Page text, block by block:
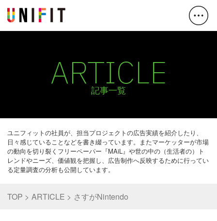
ARTICLE
記事一覧
ユニフィットの社員が、担当プロジェクトの広告実績を紹介したり、
日々感じていることなどを書き綴っています。またマーケッターが市場
の動向を切り裂くフリーペーパー『MAiL』や世の中の（生活者の）ト
レンドやニーズ、価値観を把握し、広告制作へ反映するために行ってい
る定量調査の分析も公開しています。
TOP ARTICLE さすがNintendo